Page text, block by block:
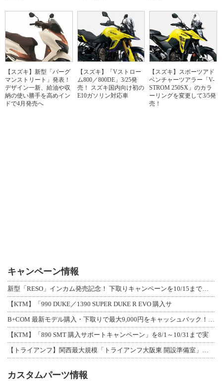
【スズキ】新型「バーグ
マンストリート」発表！
デザイン一新、給油や収
納の使い勝手を高めイン
ドで4月発売へ
【スズキ】「Vストロー
ム800／800DE」3/25発
売！ スズキ国内向け初の
E10ガソリン対応車
【スズキ】スポーツアド
ベンチャーツアラー「V-
STROM 250SX」のカラ
ーリングを変更して3/5発
売！
キャンペーン情報
新型「RESO」インカム発売記念！ 下取りキャンペーンを10/15まで延長して開
【KTM】「990 DUKE／1390 SUPER DUKE R EVO 購入サ
B+COM 最新モデル購入・下取りで最大9,000円をキャッシュバック！「B+F
【KTM】「890 SMT 購入サポートキャンペーン」を8/1～10/31まで実
【トライアンフ】関西最大規模「トライアンフ大阪東 開設準備室」がオープン！ 限定
カスタムパーツ情報